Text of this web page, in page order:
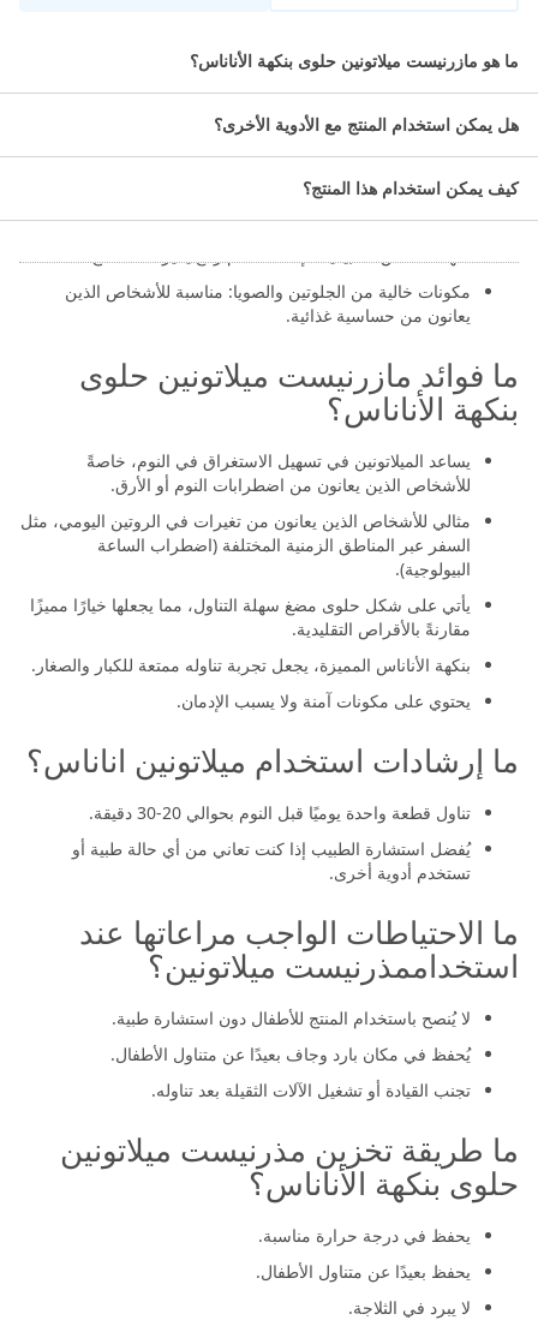
مازرنيست ميلاتونين هو مكمل غذائي على شكل حلوى مضغ، يحتوي على
ما مكونات مازرنيست ميلاتونين؟
الميلاتونين: العنصر الفعّال الذي يدعم الاسترخاء والنوم الطبيعي.
مكونات خالية من الجلوتين والصويا: مناسبة للأشخاص الذين
يعانون من حساسية غذائية.
ما فوائد مازرنيست ميلاتونين حلوى
بنكهة الأناناس؟
يساعد الميلاتونين في تسهيل الاستغراق في النوم، خاصةً
للأشخاص الذين يعانون من اضطرابات النوم أو الأرق.
مثالي للأشخاص الذين يعانون من تغيرات في الروتين اليومي، مثل
السفر عبر المناطق الزمنية المختلفة (اضطراب الساعة
البيولوجية).
يأتي على شكل حلوى مضغ سهلة التناول، مما يجعلها خيارًا مميزًا
مقارنةً بالأقراص التقليدية.
بنكهة الأناناس المميزة، يجعل تجربة تناوله ممتعة للكبار والصغار.
يحتوي على مكونات آمنة ولا يسبب الإدمان.
ما إرشادات استخدام ميلاتونين اناناس؟
تناول قطعة واحدة يوميًا قبل النوم بحوالي 20-30 دقيقة.
يُفضل استشارة الطبيب إذا كنت تعاني من أي حالة طبية أو
تستخدم أدوية أخرى.
ما الاحتياطات الواجب مراعاتها عند
استخداممذرنيست ميلاتونين؟
لا يُنصح باستخدام المنتج للأطفال دون استشارة طبية.
يُحفظ في مكان بارد وجاف بعيدًا عن متناول الأطفال.
تجنب القيادة أو تشغيل الآلات الثقيلة بعد تناوله.
ما طريقة تخزين مذرنيست ميلاتونين
حلوى بنكهة الأناناس؟
يحفظ في درجة حرارة مناسبة.
يحفظ بعيدًا عن متناول الأطفال.
لا يبرد في الثلاجة.
ما هو مازرنيست ميلاتونين حلوى بنكهة الأناناس؟
هل يمكن استخدام المنتج مع الأدوية الأخرى؟
كيف يمكن استخدام هذا المنتج؟